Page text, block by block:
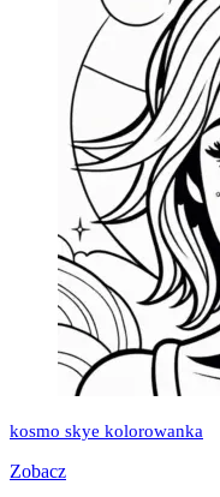
kosmo skye kolorowanka
Zobacz